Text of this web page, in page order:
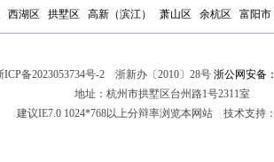
西湖区 拱墅区 高新（滨江） 萧山区 余杭区 富阳市
ICP备2023053734号-2 浙新办〔2010〕28号 浙公网安备
地址：杭州市拱墅区台州路1号2311室
建议IE7.0 1024*768以上分辩率浏览本网站 技术支持